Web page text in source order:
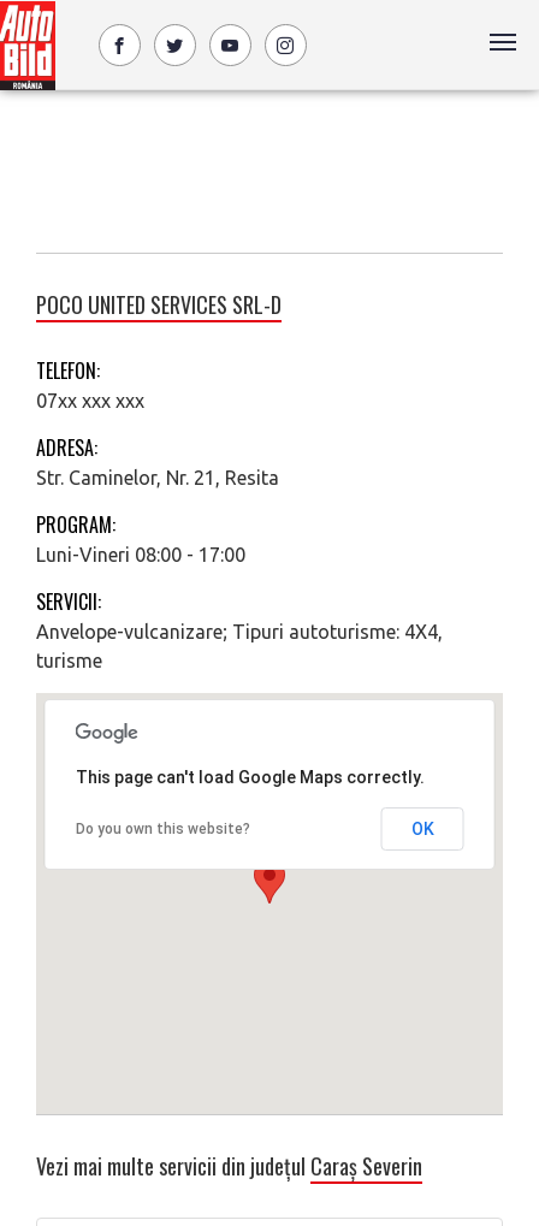
POCO UNITED SERVICES SRL-D
TELEFON:
07xx xxx xxx
ADRESA:
Str. Caminelor, Nr. 21, Resita
PROGRAM:
Luni-Vineri 08:00 - 17:00
SERVICII:
Anvelope-vulcanizare; Tipuri autoturisme: 4X4,
turisme
This page can't load Google Maps correctly.
Do you own this website? OK
Vezi mai multe servicii din județul Caraș Severin